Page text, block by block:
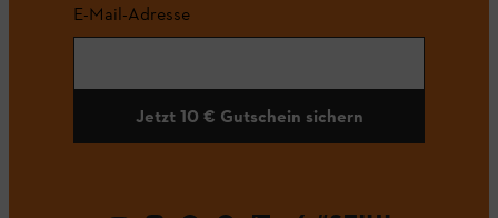
E-Mail-Adresse
Jetzt 10 € Gutschein sichern